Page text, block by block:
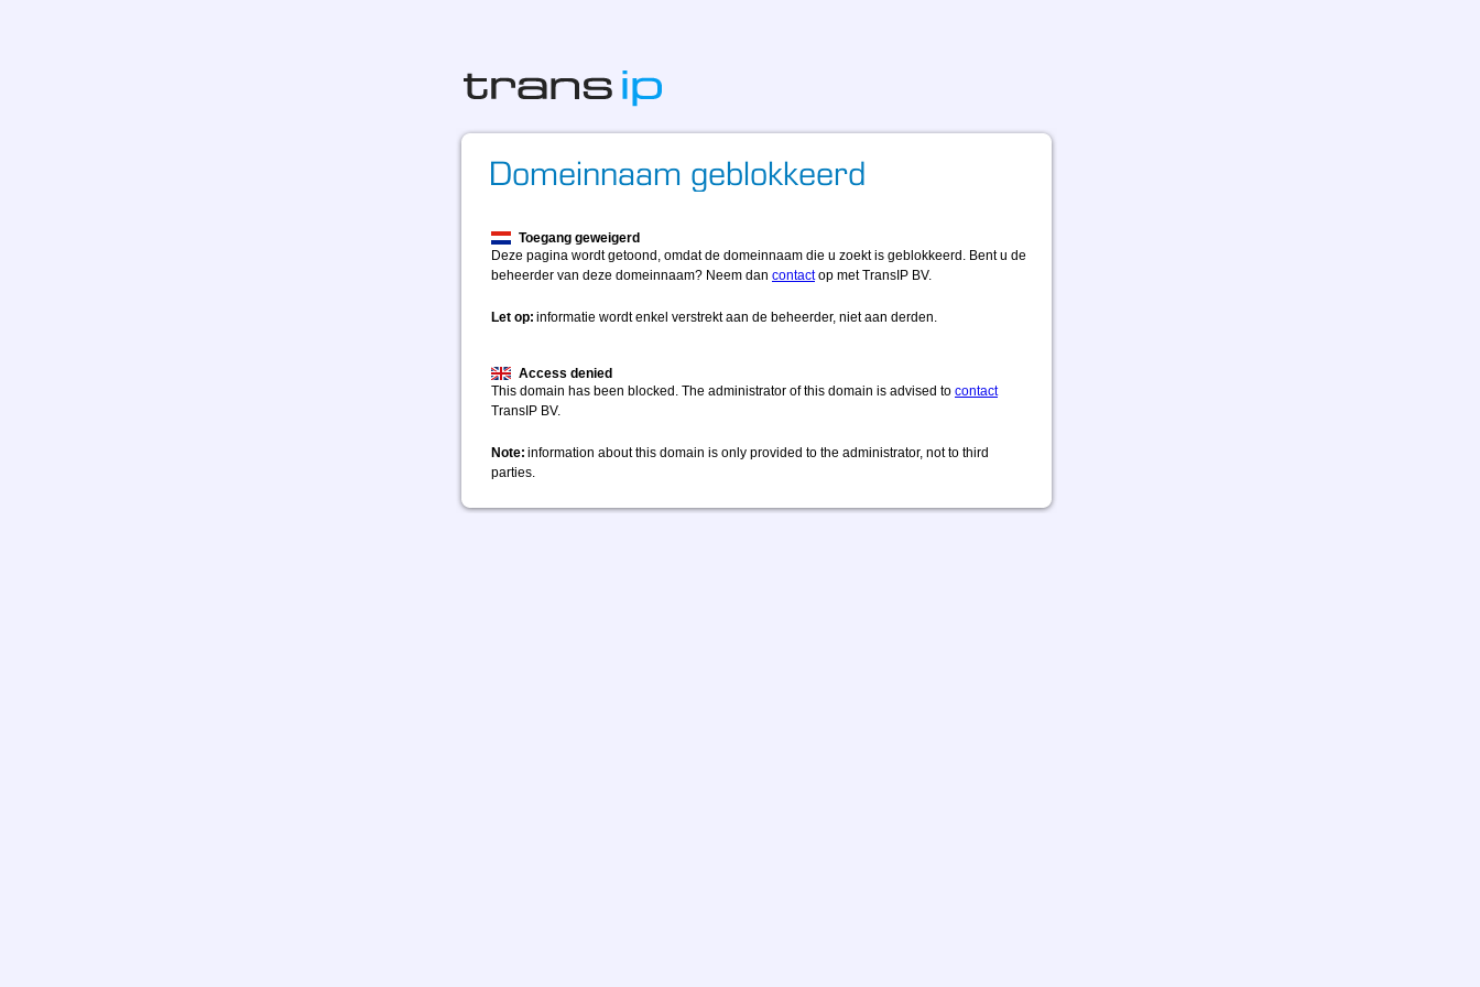
Toegang geweigerd
Deze pagina wordt getoond, omdat de domeinnaam die u zoekt is geblokkeerd. Bent u de
beheerder van deze domeinnaam? Neem dan contactop met TransIP BV.
Let op: informatie wordt enkel verstrekt aan de beheerder, niet aan derden.
Access denied
This domain has been blocked. The administrator of this domain is advised to contact
TransIP BV.
Note: information about this domain is only provided to the administrator, not to third
parties.